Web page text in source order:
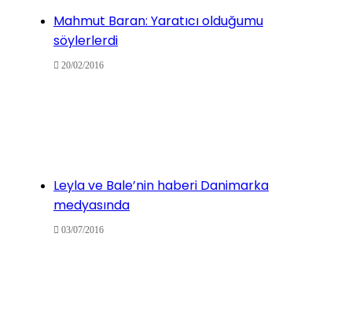
Mahmut Baran: Yaratıcı olduğumu
söylerlerdi
20/02/2016
Leyla ve Bale’nin haberi Danimarka
medyasında
03/07/2016